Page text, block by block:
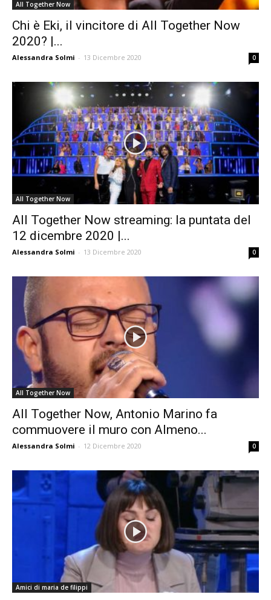
All Together Now
Chi è Eki, il vincitore di All Together Now
2020? |...
Alessandra Solmi - 13 Dicembre 2020 0
All Together Now
All Together Now streaming: la puntata del
12 dicembre 2020 |...
Alessandra Solmi - 13 Dicembre 2020 0
All Together Now
All Together Now, Antonio Marino fa
commuovere il muro con Almeno...
Alessandra Solmi - 12 Dicembre 2020 0
Amici di maria de filippi